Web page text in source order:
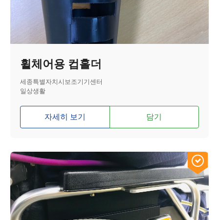
휠체어용 컵홀더
세종특별자치시보조기기센터
일상생활
자세히 보기 담기